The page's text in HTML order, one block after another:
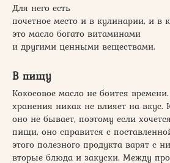
Для него есть
почетное место и в кулинарии, и в
это масло богато витаминами
и другими ценными веществами.
В пищу
Кокосовое масло не боится
хранения никак не влияет на вкус.
оно не бывает, поэтому если
пищи, оно справится с
этого полезного продукта варят с
вторые блюда и закуски. Между